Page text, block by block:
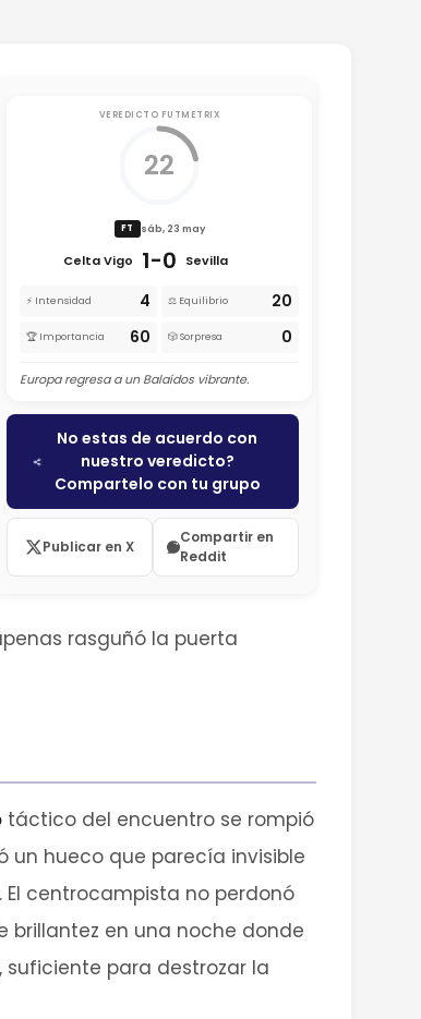
VEREDICTO FUTMETRIX
22
FT sáb, 23 may
Celta Vigo 1-0 Sevilla
⚡ Intensidad 4 ⚖️ Equilibrio 20
🏆 Importancia 60 🎲 Sorpresa 0
Europa regresa a un Balaídos vibrante.
No estas de acuerdo con
nuestro veredicto?
Compartelo con tu grupo
Publicar en X
Compartir en
Reddit
rasguñó la puerta
táctico del encuentro se rompió
un hueco que parecía invisible
. El centrocampista no perdonó
brillantez en una noche donde
para destrozar la